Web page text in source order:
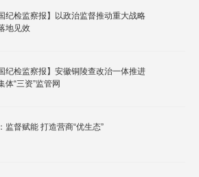
纪检监察报】以政治监督推动重大战略
地见效
纪检监察报】安徽铜陵查改治一体推进
体“三资”监管网
监督赋能 打造营商“优生态”